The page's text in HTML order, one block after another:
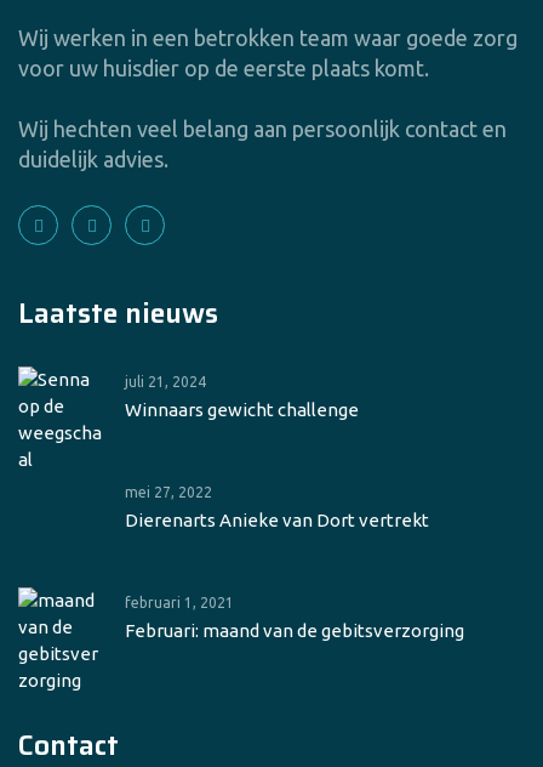
Wij werken in een betrokken team waar goede zorg
voor uw huisdier op de eerste plaats komt.
Wij hechten veel belang aan persoonlijk contact en
duidelijk advies.
Laatste nieuws
juli 21, 2024
Winnaars gewicht challenge
mei 27, 2022
Dierenarts Anieke van Dort vertrekt
februari 1, 2021
Februari: maand van de gebitsverzorging
Contact